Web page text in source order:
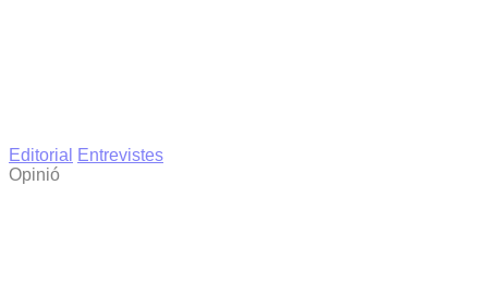
Editorial
Entrevistes
Opinió